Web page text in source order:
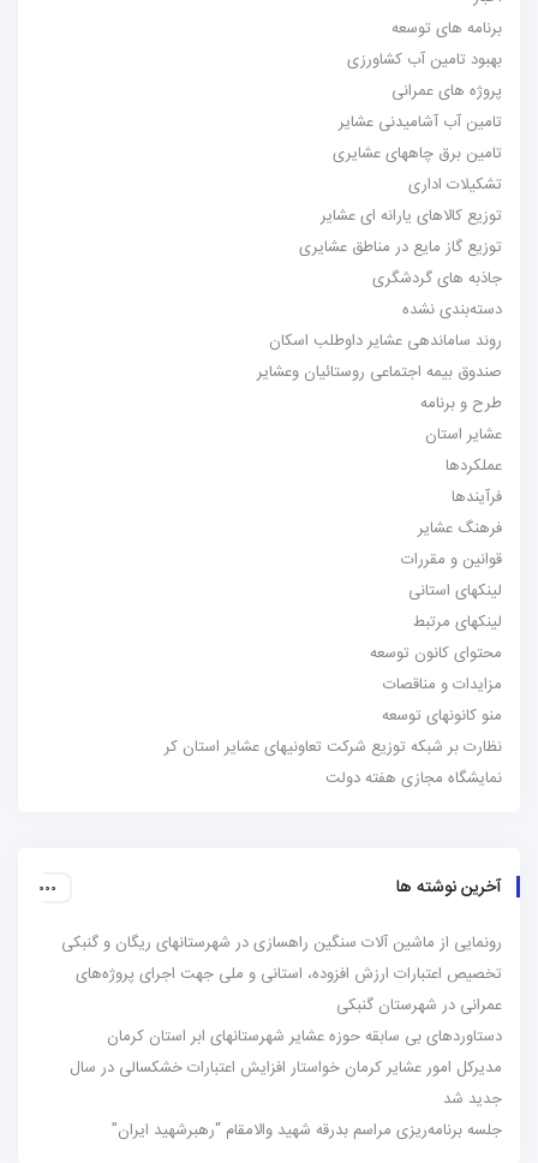
برنامه های توسعه
بهبود تامین آب کشاورزی
پروژه های عمرانی
تامین آب آشامیدنی عشایر
تامین برق چاههای عشایری
تشکیلات اداری
توزیع کالاهای یارانه ای عشایر
توزیع گاز مایع در مناطق عشایری
جاذبه های گردشگری
دسته‌بندی نشده
روند ساماندهی عشایر داوطلب اسکان
صندوق بیمه اجتماعی روستائیان وعشایر
طرح و برنامه
عشایر استان
عملکردها
فرآیندها
فرهنگ عشایر
قوانین و مقررات
لینکهای استانی
لینکهای مرتبط
محتوای کانون توسعه
مزایدات و مناقصات
منو کانونهای توسعه
نظارت بر شبکه توزیع شرکت تعاونیهای عشایر استان کر
نمایشگاه مجازی هفته دولت
آخرین نوشته ها
رونمایی از ماشین آلات سنگین راهسازی در شهرستانهای ریگان و گنبکی
تخصیص اعتبارات ارزش افزوده، استانی و ملی جهت اجرای پروژه‌های
عمرانی در شهرستان گنبکی
دستاوردهای بی سابقه حوزه عشایر شهرستانهای ابر استان کرمان
مدیرکل امور عشایر کرمان خواستار افزایش اعتبارات خشکسالی در سال
جدید شد
جلسه برنامه‌ریزی مراسم بدرقه شهید والامقام “رهبرشهید ایران”